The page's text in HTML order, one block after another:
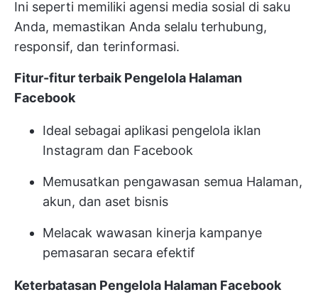
Ini seperti memiliki agensi media sosial di saku
Anda, memastikan Anda selalu terhubung,
responsif, dan terinformasi.
Fitur-fitur terbaik Pengelola Halaman
Facebook
Ideal sebagai aplikasi pengelola iklan
Instagram dan Facebook
Memusatkan pengawasan semua Halaman,
akun, dan aset bisnis
Melacak wawasan kinerja kampanye
pemasaran secara efektif
Keterbatasan Pengelola Halaman Facebook